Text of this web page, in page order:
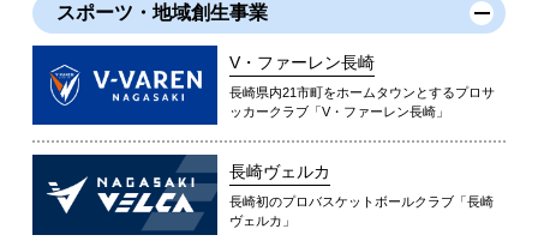
スポーツ・地域創生事業
V・ファーレン長崎
長崎県内21市町をホームタウンとするプロサ
ッカークラブ「V・ファーレン長崎」
長崎ヴェルカ
長崎初のプロバスケットボールクラブ「長崎
ヴェルカ」